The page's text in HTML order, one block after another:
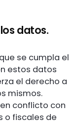
datos.
se cumpla el
estos datos
el derecho a
mismos.
conflicto con
o fiscales de